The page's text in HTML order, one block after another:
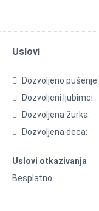
Uslovi
Dozvoljeno pušenje:
Dozvoljeni ljubimci:
Dozvoljena žurka:
Dozvoljena deca:
Uslovi otkazivanja
Besplatno